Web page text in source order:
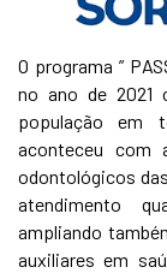
O programa ”
no ano de 2021
população em
aconteceu com
odontológicos
atendimento
ampliando
auxiliares em